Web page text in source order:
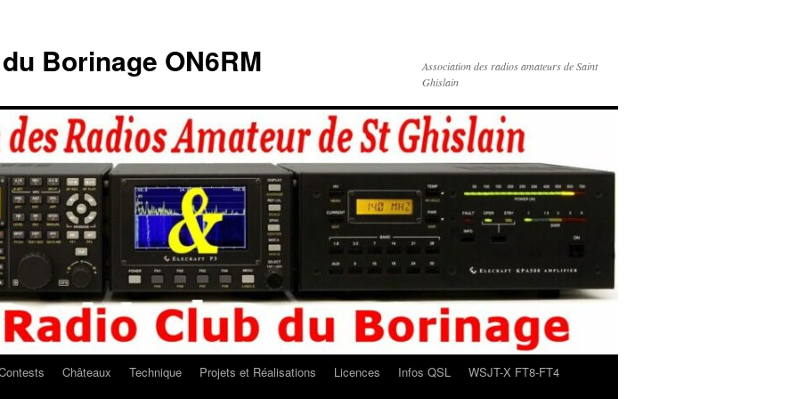
Borinage ON6RM
Association des radios amateurs de Saint
Ghislain
Châteaux Technique Projets et Réalisations Licences Infos QSL
WSJT-X FT8-FT4